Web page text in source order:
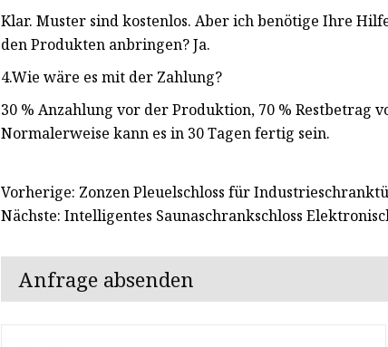
Klar. Muster sind kostenlos. Aber ich benötige Ihre
den Produkten anbringen? Ja.
4.Wie wäre es mit der Zahlung?
30 % Anzahlung vor der Produktion, 70 % Restbetrag
Normalerweise kann es in 30 Tagen fertig sein.
Vorherige: Zonzen Pleuelschloss für
Nächste: Intelligentes Saunaschrankschloss
Anfrage absenden